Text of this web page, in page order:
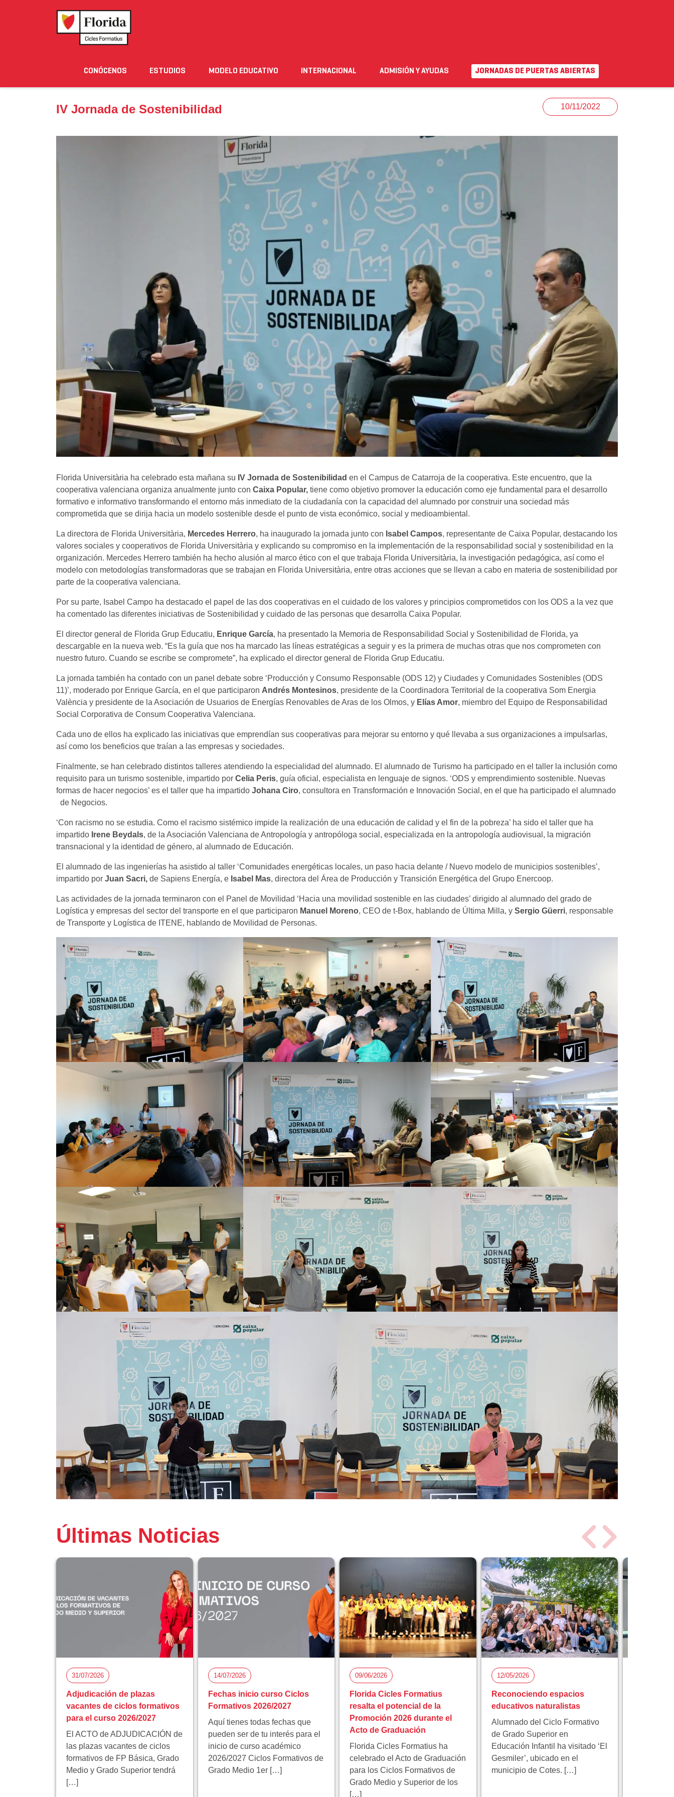
Noticias Eventos Blog Solicita Información Empleo Estudiante Futuro alumnado Necesito ayuda Campus virtual EN|VA
CONÓCENOS ESTUDIOS MODELO EDUCATIVO INTERNACIONAL ADMISIÓN Y AYUDAS JORNADAS DE PUERTAS ABIERTAS
IV Jornada de Sostenibilidad 10/11/2022
Florida Universitària ha celebrado esta mañana su IV Jornada de Sostenibilidad en el Campus de Catarroja de la cooperativa. Este encuentro, que la
cooperativa valenciana organiza anualmente junto con Caixa Popular, tiene como objetivo promover la educación como eje fundamental para el desarrollo
formativo e informativo transformando el entorno más inmediato de la ciudadanía con la capacidad del alumnado por construir una sociedad más
comprometida que se dirija hacia un modelo sostenible desde el punto de vista económico, social y medioambiental.
La directora de Florida Universitària, Mercedes Herrero, ha inaugurado la jornada junto con Isabel Campos, representante de Caixa Popular, destacando los
valores sociales y cooperativos de Florida Universitària y explicando su compromiso en la implementación de la responsabilidad social y sostenibilidad en la
organización. Mercedes Herrero también ha hecho alusión al marco ético con el que trabaja Florida Universitària, la investigación pedagógica, así como el
modelo con metodologías transformadoras que se trabajan en Florida Universitària, entre otras acciones que se llevan a cabo en materia de sostenibilidad por
parte de la cooperativa valenciana.
Por su parte, Isabel Campo ha destacado el papel de las dos cooperativas en el cuidado de los valores y principios comprometidos con los ODS a la vez que
ha comentado las diferentes iniciativas de Sostenibilidad y cuidado de las personas que desarrolla Caixa Popular.
El director general de Florida Grup Educatiu, Enrique García, ha presentado la Memoria de Responsabilidad Social y Sostenibilidad de Florida, ya
descargable en la nueva web. “Es la guía que nos ha marcado las líneas estratégicas a seguir y es la primera de muchas otras que nos comprometen con
nuestro futuro. Cuando se escribe se compromete”, ha explicado el director general de Florida Grup Educatiu.
La jornada también ha contado con un panel debate sobre ‘Producción y Consumo Responsable (ODS 12) y Ciudades y Comunidades Sostenibles (ODS
11)’, moderado por Enrique García, en el que participaron Andrés Montesinos, presidente de la Coordinadora Territorial de la cooperativa Som Energia
València y presidente de la Asociación de Usuarios de Energías Renovables de Aras de los Olmos, y Elías Amor, miembro del Equipo de Responsabilidad
Social Corporativa de Consum Cooperativa Valenciana.
Cada uno de ellos ha explicado las iniciativas que emprendían sus cooperativas para mejorar su entorno y qué llevaba a sus organizaciones a impulsarlas,
así como los beneficios que traían a las empresas y sociedades.
Finalmente, se han celebrado distintos talleres atendiendo la especialidad del alumnado. El alumnado de Turismo ha participado en el taller la inclusión como
requisito para un turismo sostenible, impartido por Celia Peris, guía oficial, especialista en lenguaje de signos. ‘ODS y emprendimiento sostenible. Nuevas
formas de hacer negocios’ es el taller que ha impartido Johana Ciro, consultora en Transformación e Innovación Social, en el que ha participado el alumnado
de Negocios.
‘Con racismo no se estudia. Como el racismo sistémico impide la realización de una educación de calidad y el fin de la pobreza’ ha sido el taller que ha
impartido Irene Beydals, de la Asociación Valenciana de Antropología y antropóloga social, especializada en la antropología audiovisual, la migración
transnacional y la identidad de género, al alumnado de Educación.
El alumnado de las ingenierías ha asistido al taller ‘Comunidades energéticas locales, un paso hacia delante / Nuevo modelo de municipios sostenibles’,
impartido por Juan Sacri, de Sapiens Energía, e Isabel Mas, directora del Área de Producción y Transición Energética del Grupo Enercoop.
Las actividades de la jornada terminaron con el Panel de Movilidad ‘Hacia una movilidad sostenible en las ciudades’ dirigido al alumnado del grado de
Logística y empresas del sector del transporte en el que participaron Manuel Moreno, CEO de t-Box, hablando de Última Milla, y Sergio Güerri, responsable
de Transporte y Logística de ITENE, hablando de Movilidad de Personas.
Últimas Noticias
31/07/2026
Adjudicación de plazas
vacantes de ciclos formativos
para el curso 2026/2027
El ACTO de ADJUDICACIÓN de
las plazas vacantes de ciclos
formativos de FP Básica, Grado
Medio y Grado Superior tendrá
[…]
14/07/2026
Fechas inicio curso Ciclos
Formativos 2026/2027
Aquí tienes todas fechas que
pueden ser de tu interés para el
inicio de curso académico
2026/2027 Ciclos Formativos de
Grado Medio 1er […]
09/06/2026
Florida Cicles Formatius
resalta el potencial de la
Promoción 2026 durante el
Acto de Graduación
Florida Cicles Formatius ha
celebrado el Acto de Graduación
para los Ciclos Formativos de
Grado Medio y Superior de los
[…]
12/05/2026
Reconociendo espacios
educativos naturalistas
Alumnado del Ciclo Formativo
de Grado Superior en
Educación Infantil ha visitado ‘El
Gesmiler’, ubicado en el
municipio de Cotes. […]